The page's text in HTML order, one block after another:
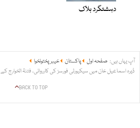
دہشتگرد ہلاک
آپ یہاں ہیں: صفحہ اول پاکستان
خیبر پختونخوا
ڈیرہ اسماعیل خان میں سیکیورٹی فورسز کی کارروائی، فتنۃ الخوارج کے 13 دہشت گرد ہلاک
BACK TO TOP